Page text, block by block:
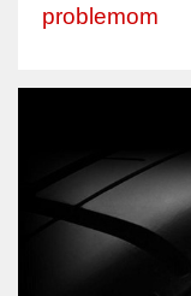
problemom